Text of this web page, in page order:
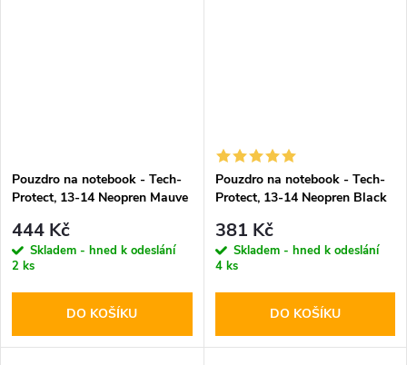
Pouzdro na notebook - Tech-
Protect, 13-14 Neopren Mauve
444 Kč
Skladem - hned k odeslání
2 ks
DO KOŠÍKU
Pouzdro na notebook - Tech-
Protect, 13-14 Neopren Black
381 Kč
Skladem - hned k odeslání
4 ks
DO KOŠÍKU